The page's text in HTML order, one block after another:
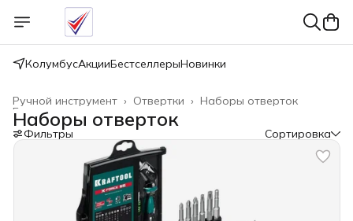
КолумбусАкцииБестселлерыНовинки
Наборы отверток
Отвертки ›
Ручной инструмент ›
Главная
Наборы отверток
Фильтры Сортировка